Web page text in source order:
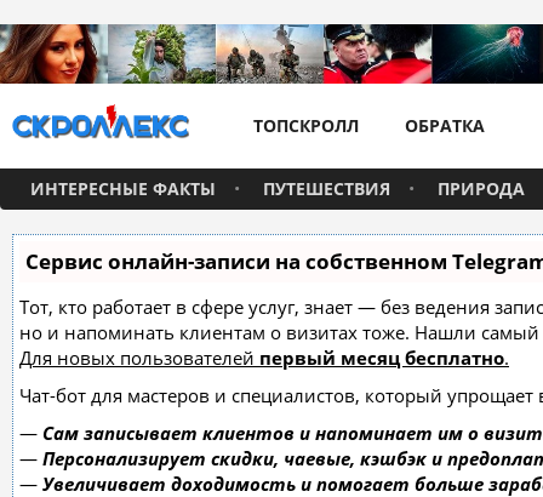
ТОПСКРОЛЛ ОБРАТКА
ИНТЕРЕСНЫЕ ФАКТЫ ПУТЕШЕСТВИЯ ПРИРОДА
Сервис онлайн-записи на собственном
Тот, кто работает в сфере услуг, знает — без ведения
но и напоминать клиентам о визитах тоже. Нашли
Для новых пользователей первый месяц бесплатно.
Чат-бот для мастеров и специалистов, который упрощает
— Сам записывает клиентов и напоминает им о
— Персонализирует скидки, чаевые, кэшбэк и
— Увеличивает доходимость и помогает больше